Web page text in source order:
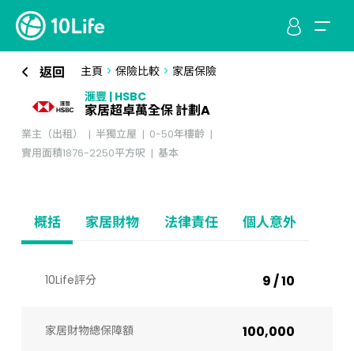
返回 主頁 > 保險比較> 家居保險
滙豐 | HSBC
家居超卓萬全保 計劃A
業主（出租） 半獨立屋
0-50年樓齡
實用面積1876-2250平方呎
基本
概括 家居財物 法律責任 個人意外
10Life評分 9 / 10
家居財物總保障額 100,000